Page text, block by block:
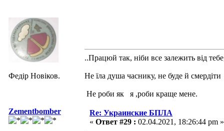
Федір Новіков.
..Працюй так, ніби все залежить від
Не їла душа часнику, не буде й смердіти
Не роби як я ,роби краще мене.
Zementbomber
Re: Украинские БПЛА
« Ответ #29 : 02.04.2021, 18:26:44 pm »